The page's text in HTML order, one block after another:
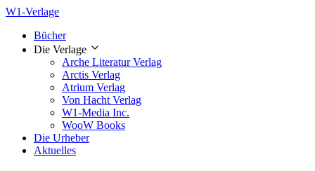
W1-Verlage
Bücher
Die Verlage
Arche Literatur Verlag
Arctis Verlag
Atrium Verlag
Von Hacht Verlag
W1-Media Inc.
WooW Books
Die Urheber
Aktuelles